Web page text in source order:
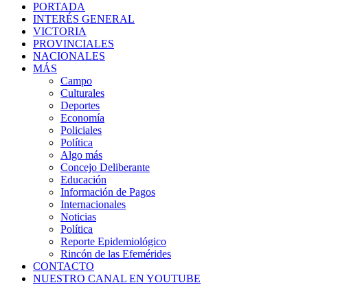
PORTADA
INTERÉS GENERAL
VICTORIA
PROVINCIALES
NACIONALES
MÁS
Campo
Culturales
Deportes
Economía
Policiales
Política
Algo más
Concejo Deliberante
Educación
Información de Pagos
Internacionales
Noticias
Política
Reporte Epidemiológico
Rincón de las Efemérides
CONTACTO
NUESTRO CANAL EN YOUTUBE